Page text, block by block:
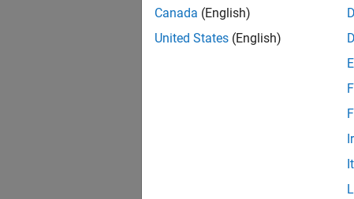
Canada (English)
United States (English)